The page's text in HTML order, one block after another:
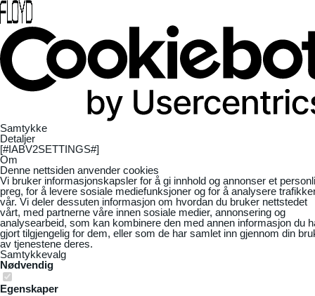
Samtykke
Detaljer
[#IABV2SETTINGS#]
Om
Denne nettsiden anvender cookies
Vi bruker informasjonskapsler for å gi innhold og annonser et
preg, for å levere sosiale mediefunksjoner og for å analysere
vår. Vi deler dessuten informasjon om hvordan du bruker nettstedet
vårt, med partnerne våre innen sosiale medier, annonsering og
analysearbeid, som kan kombinere den med annen informasjon du
gjort tilgjengelig for dem, eller som de har samlet inn gjennom din
av tjenestene deres.
Samtykkevalg
Nødvendig
Egenskaper